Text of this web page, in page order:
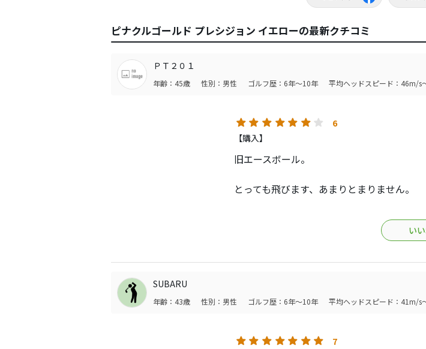
ピナクルゴールド プレシジョン イエローの最新クチコミ
ＰＴ２０１
年齢：45歳 性別：男性 ゴルフ歴：6年～10年 平均ヘッドスピード：46m/s
6
【購入】
旧エースボール。
とっても飛びます、あまりとまりません。
ドライバーは異音系ものとは合わないと思
なんにせよコスパは最高ですね。飛距離も
まだまだストックがあるので夏でグリーン
い
SUBARU
年齢：43歳 性別：男性 ゴルフ歴：6年～10年 平均ヘッドスピード：41m/s
7